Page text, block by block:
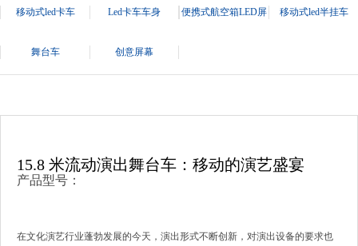
移动式led卡车 Led卡车车身 便携式航空箱LED屏 移动式led半挂车
舞台车 创意屏幕
15.8 米流动演出舞台车：移动的演艺盛宴
产品型号：
在文化演艺行业蓬勃发展的今天，演出形式不断创新，对演出设备的要求也